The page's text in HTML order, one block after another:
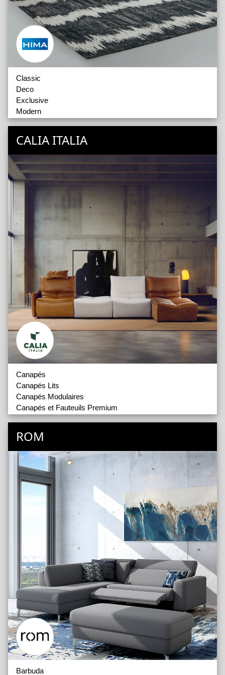
Classic
Deco
Exclusive
Modern
Accessoires
CALIA ITALIA
Canapés
Canapés Lits
Canapés Modulaires
Canapés et Fauteuils Premium
Fauteuils
Outdoor
ROM
Barbuda